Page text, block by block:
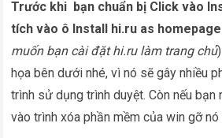
Trước khi bạn chuẩn bị Click vào
tích vào ô Install hi.ru as homepage
muốn bạn cài đặt hi.ru làm trang chủ
họa bên dưới nhé, vì nó sẽ gây nhiều
trình sử dụng trình duyệt. Còn nếu bạn
vào trình xóa phần mềm của win gỡ nó